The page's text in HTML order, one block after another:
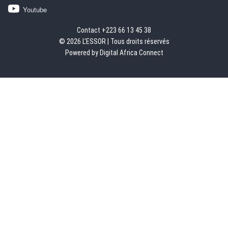
Youtube
Contact +223 66 13 45 38
© 2026 L'ESSOR | Tous droits réservés
Powered by Digital Africa Connect